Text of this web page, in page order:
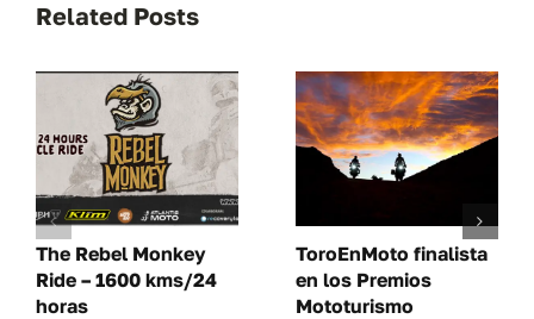
Related Posts
The Rebel Monkey
Ride – 1600 kms/24
horas
ToroEnMoto finalista
en los Premios
Mototurismo